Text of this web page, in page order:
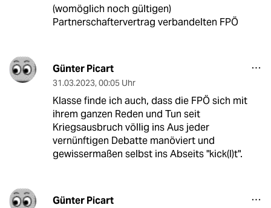
(womöglich noch gültigen)
Partnerschaftervertrag verbandelten FPÖ
Günter Picart
31.03.2023, 00:05 Uhr
Klasse finde ich auch, dass die FPÖ sich mit
ihrem ganzen Reden und Tun seit
Kriegsausbruch völlig ins Aus jeder
vernünftigen Debatte manöviert und
gewissermaßen selbst ins Abseits "kick(l)t".
Günter Picart